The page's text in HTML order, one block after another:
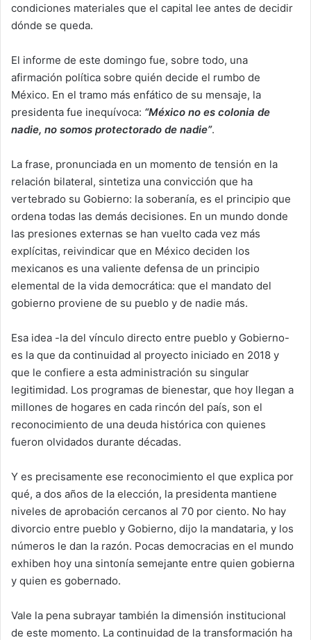
condiciones materiales que el capital lee antes de decidir
dónde se queda.
El informe de este domingo fue, sobre todo, una
afirmación política sobre quién decide el rumbo de
México. En el tramo más enfático de su mensaje, la
presidenta fue inequívoca: “México no es colonia de
nadie, no somos protectorado de nadie”.
La frase, pronunciada en un momento de tensión en la
relación bilateral, sintetiza una convicción que ha
vertebrado su Gobierno: la soberanía, es el principio que
ordena todas las demás decisiones. En un mundo donde
las presiones externas se han vuelto cada vez más
explícitas, reivindicar que en México deciden los
mexicanos es una valiente defensa de un principio
elemental de la vida democrática: que el mandato del
gobierno proviene de su pueblo y de nadie más.
Esa idea -la del vínculo directo entre pueblo y Gobierno-
es la que da continuidad al proyecto iniciado en 2018 y
que le confiere a esta administración su singular
legitimidad. Los programas de bienestar, que hoy llegan a
millones de hogares en cada rincón del país, son el
reconocimiento de una deuda histórica con quienes
fueron olvidados durante décadas.
Y es precisamente ese reconocimiento el que explica por
qué, a dos años de la elección, la presidenta mantiene
niveles de aprobación cercanos al 70 por ciento. No hay
divorcio entre pueblo y Gobierno, dijo la mandataria, y los
números le dan la razón. Pocas democracias en el mundo
exhiben hoy una sintonía semejante entre quien gobierna
y quien es gobernado.
Vale la pena subrayar también la dimensión institucional
de este momento. La continuidad de la transformación ha